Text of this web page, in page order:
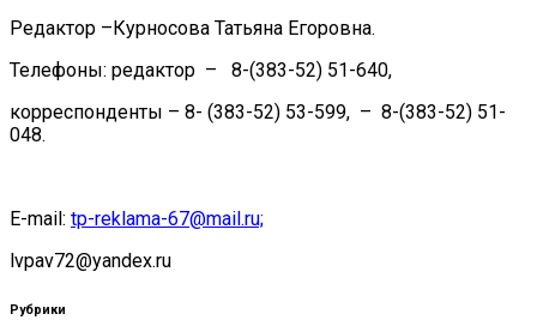
Редактор –Курносова Татьяна Егоровна.
Телефоны: редактор – 8-(383-52) 51-640,
корреспонденты – 8- (383-52) 53-599, – 8-(383-52) 51-
048.
E-mail: tp-reklama-67@mail.ru;
lvpav72@yandex.ru
Рубрики